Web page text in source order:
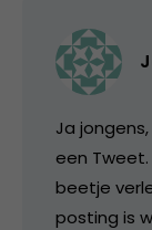
Ja
een
beetje
posting is